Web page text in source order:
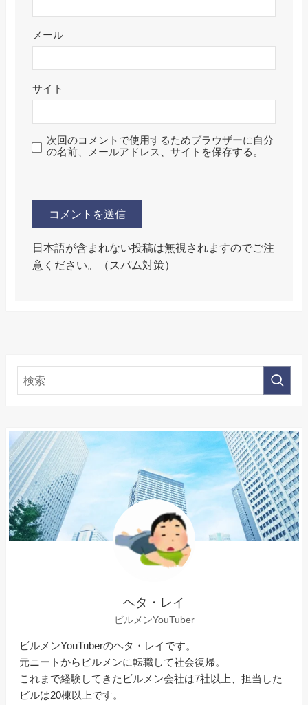
メール
サイト
次回のコメントで使用するためブラウザーに自分
の名前、メールアドレス、サイトを保存する。
日本語が含まれない投稿は無視されますのでご注
意ください。（スパム対策）
ヘタ・レイ
ビルメンYouTuber
ビルメンYouTuberのヘタ・レイです。
元ニートからビルメンに転職して社会復帰。
これまで経験してきたビルメン会社は7社以上、担当した
ビルは20棟以上です。